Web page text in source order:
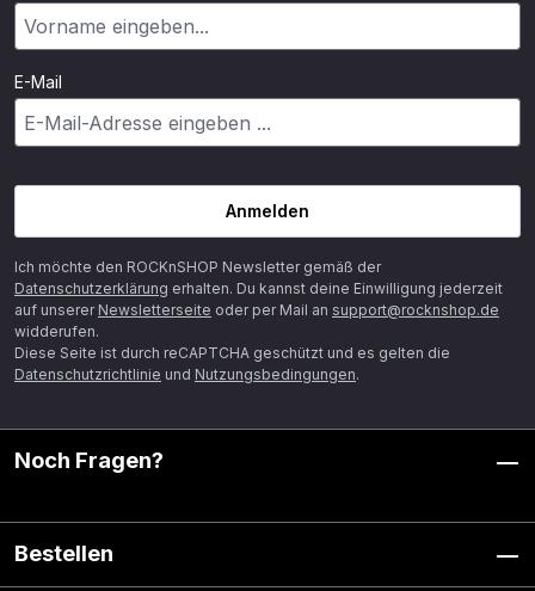
E-Mail
Anmelden
Ich möchte den ROCKnSHOP Newsletter gemäß der
Datenschutzerklärung erhalten. Du kannst deine Einwilligung jederzeit
auf unserer Newsletterseite oder per Mail an support@rocknshop.de
widderufen.
Diese Seite ist durch reCAPTCHA geschützt und es gelten die
Datenschutzrichtlinie und Nutzungsbedingungen.
Noch Fragen?
Bestellen